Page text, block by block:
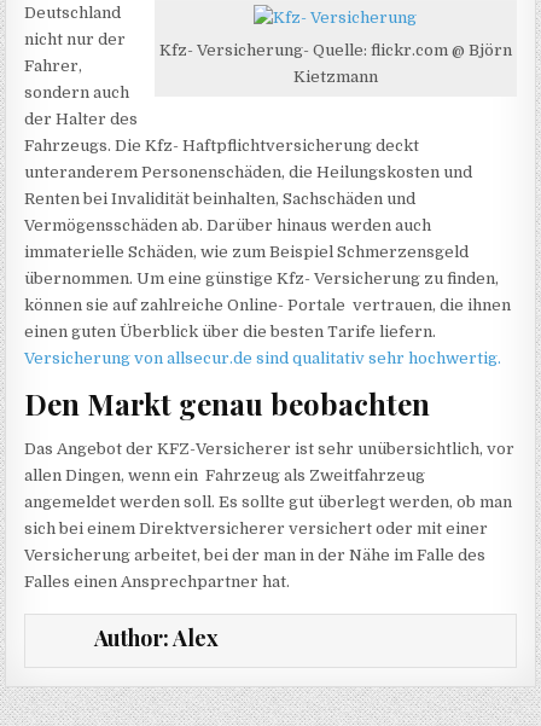
Kfz- Versicherung- Quelle: flickr.com @ Björn
Kietzmann
Deutschland
nicht nur der
Fahrer,
sondern auch
der Halter des
Fahrzeugs. Die Kfz- Haftpflichtversicherung deckt
unteranderem Personenschäden, die Heilungskosten und
Renten bei Invalidität beinhalten, Sachschäden und
Vermögensschäden ab. Darüber hinaus werden auch
immaterielle Schäden, wie zum Beispiel Schmerzensgeld
übernommen. Um eine günstige Kfz- Versicherung zu finden,
können sie auf zahlreiche Online- Portale vertrauen, die ihnen
einen guten Überblick über die besten Tarife liefern.
Versicherung von allsecur.de sind qualitativ sehr hochwertig.
Den Markt genau beobachten
Das Angebot der KFZ-Versicherer ist sehr unübersichtlich, vor
allen Dingen, wenn ein Fahrzeug als Zweitfahrzeug
angemeldet werden soll. Es sollte gut überlegt werden, ob man
sich bei einem Direktversicherer versichert oder mit einer
Versicherung arbeitet, bei der man in der Nähe im Falle des
Falles einen Ansprechpartner hat.
Author:Alex